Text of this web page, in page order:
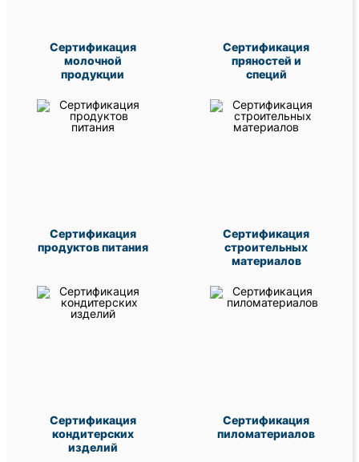
Сертификация
молочной
продукции
Сертификация
пряностей и
специй
Сертификация
продуктов питания
Сертификация
строительных
материалов
Сертификация
кондитерских
изделий
Сертификация
пиломатериалов